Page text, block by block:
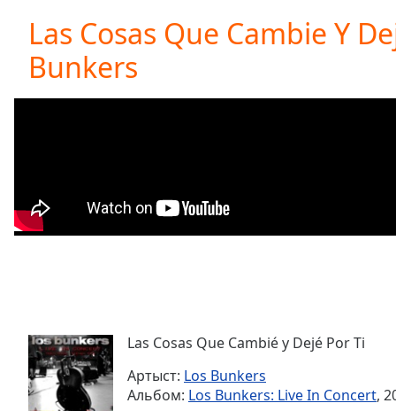
Current
Time0:00
Duration-:-
Loaded:
Seek to
live,
currently
behind
Playback
Rate
Las Cosas Que Cambie Y
Bunkers
Las Cosas Que Cambié y Dejé Por Ti
Артыст: Los Bunkers
Альбом: Los Bunkers: Live In Concert,